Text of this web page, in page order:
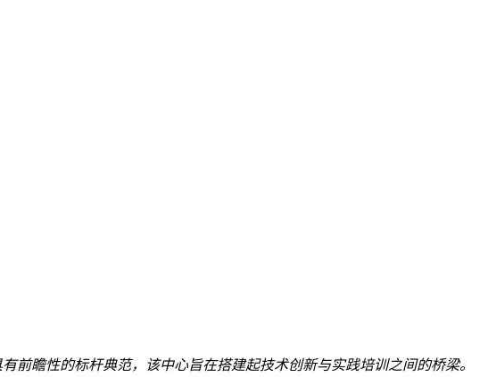
瞻性的标杆典范，该中心旨在搭建起技术创新与实践培训之间的桥梁。